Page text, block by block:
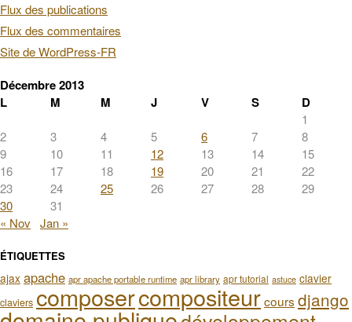
Flux des publications
Flux des commentaires
Site de WordPress-FR
Décembre 2013
L
M M J V S D
1
2
3 4 5 6 7
8
9
10 11 12 13 14
15
16
17 18 19 20 21
22
23
24 25 26 27 28
29
30
31
« Nov Jan »
ÉTIQUETTES
ajax apache apr apache portable runtime apr library apr tutorial astuce clavier
claviers composercompositeurcours django